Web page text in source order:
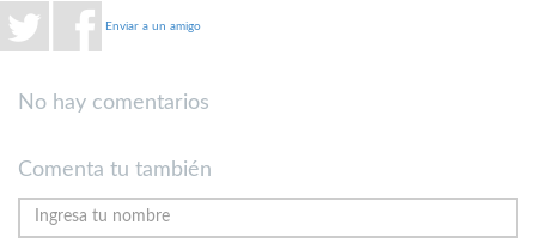
Enviar a un amigo
No hay comentarios
Comenta tu también